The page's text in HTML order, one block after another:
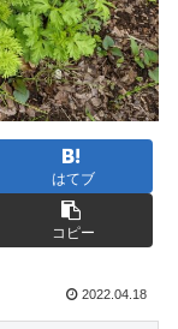
はてブ
コピー
2022.04.18